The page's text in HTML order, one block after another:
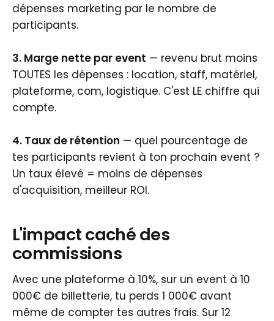
dépenses marketing par le nombre de
participants.
3. Marge nette par event — revenu brut moins
TOUTES les dépenses : location, staff, matériel,
plateforme, com, logistique. C'est LE chiffre qui
compte.
4. Taux de rétention — quel pourcentage de
tes participants revient à ton prochain event ?
Un taux élevé = moins de dépenses
d'acquisition, meilleur ROI.
L'impact caché des
commissions
Avec une plateforme à 10%, sur un event à 10
000€ de billetterie, tu perds 1 000€ avant
même de compter tes autres frais. Sur 12